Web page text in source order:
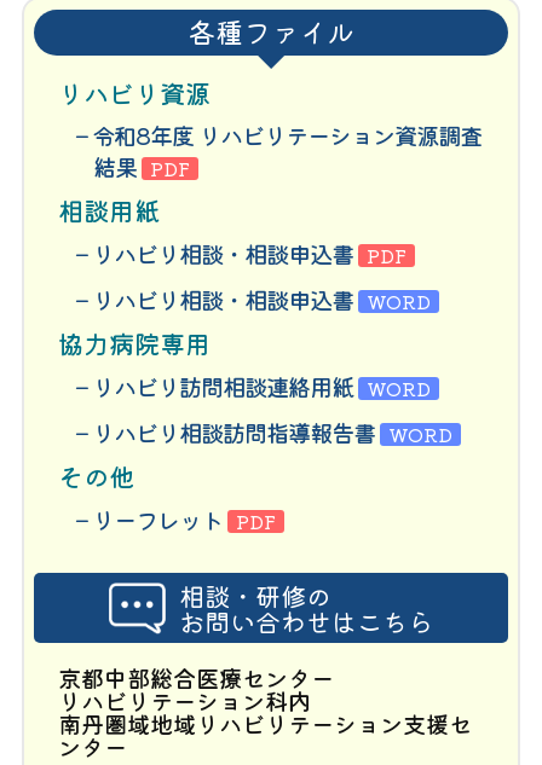
各種ファイル
リハビリ資源
令和8年度 リハビリテーション資源調査
結果 PDF
相談用紙
リハビリ相談・相談申込書 PDF
リハビリ相談・相談申込書 WORD
協力病院専用
リハビリ訪問相談連絡用紙 WORD
リハビリ相談訪問指導報告書 WORD
その他
リーフレット PDF
相談・研修の
お問い合わせはこちら
京都中部総合医療センター
リハビリテーション科内
南丹圏域地域リハビリテーション支援セ
ンター